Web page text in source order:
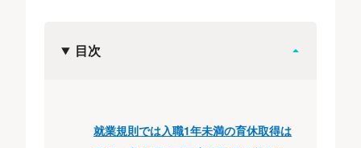
目次
就業規則では入職1年未満の育休取得は